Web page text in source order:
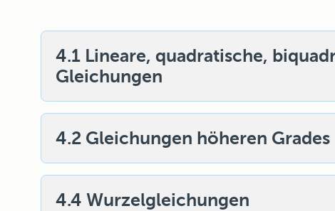
4.1 Lineare, quadratische,
Gleichungen
4.2 Gleichungen höheren Grades
4.4 Wurzelgleichungen